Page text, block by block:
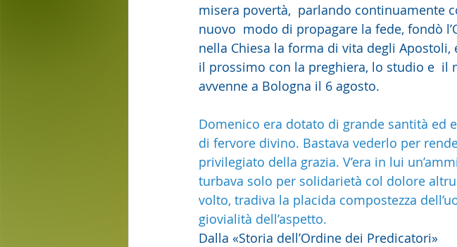
misera povertà,  parlando continuamente
nuovo  modo di propagare la fede, fondò
nella Chiesa la forma di vita degli
il prossimo con la preghiera, lo studio e  il
avvenne a Bologna il 6 agosto.
Domenico era dotato di grande santità ed
di fervore divino. Bastava vederlo per
privilegiato della grazia. V’era in lui
turbava solo per solidarietà col dolore
volto, tradiva la placida compostezza
giovialità dell’aspetto.
Dalla «Storia dell’Ordine dei Predicatori»